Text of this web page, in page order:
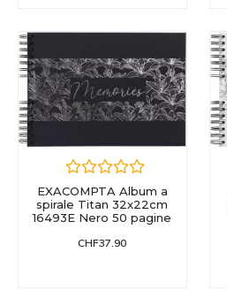
EXACOMPTA Album a
spirale Titan 32x22cm
16493E Nero 50 pagine
CHF37.90